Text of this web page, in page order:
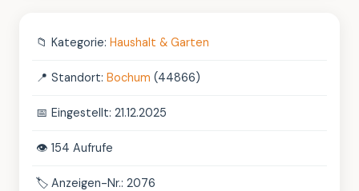
📁 Kategorie: Haushalt & Garten
📍 Standort: Bochum (44866)
📅 Eingestellt: 21.12.2025
👁️ 154 Aufrufe
🏷️ Anzeigen-Nr.: 2076